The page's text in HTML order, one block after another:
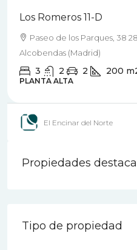
Los Romeros 11-D
Paseo de los Parques, 38
Alcobendas (Madrid)
3 2 2 200
PLANTA ALTA
El Encinar del Norte
Propiedades
Tipo de propiedad